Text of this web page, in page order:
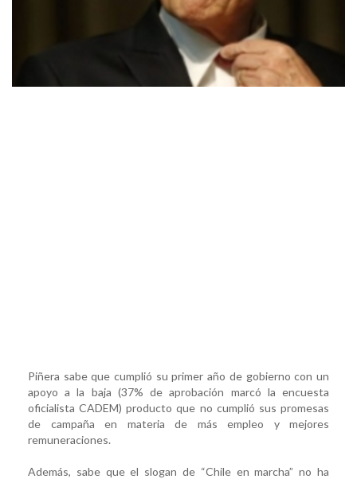
Piñera sabe que cumplió su primer año de gobierno con un
apoyo a la baja (37% de aprobación marcó la encuesta
oficialista CADEM) producto que no cumplió sus promesas
de campaña en materia de más empleo y mejores
remuneraciones.
Además, sabe que el slogan de “Chile en marcha” no ha